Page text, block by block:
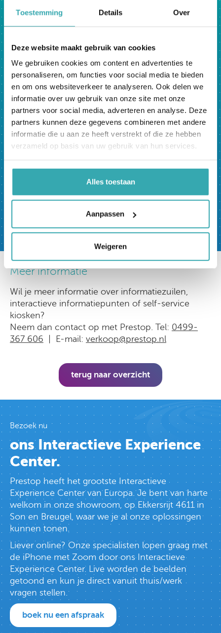
Toestemming Details Over
Deze website maakt gebruik van cookies
We gebruiken cookies om content en advertenties te
personaliseren, om functies voor social media te bieden
en om ons websiteverkeer te analyseren. Ook delen we
informatie over uw gebruik van onze site met onze
partners voor social media, adverteren en analyse. Deze
partners kunnen deze gegevens combineren met andere
informatie die u aan ze heeft verstrekt of die ze hebben
verzameld op basis van uw gebruik van hun services.
Alles toestaan
Aanpassen
Weigeren
De afgelopen maanden heeft Prestop de
apparatuur en software met de optie videocall
uitgebreid getest. In de maand mei hebben de
meeste gebruikers de selfservice
informatiepunten gebruikt om hun
vluchtgegevens op te zoeken of plattegronden
bekeken. Onderzoek onder de gebruikers heeft
uitgewezen dat ruim 95% tevreden is over de
selfservicepunten.
Uit klantonderzoek is gebleken dat reizigers bij
locatie, met Schiphol willen communiceren
middels diverse online kanalen. Uiteraard stellen
reizigers ook de mogelijkheid van persoonlijk
Meer informatie
Wil je meer informatie over informatiezuilen,
interactieve informatiepunten of self-service
kiosken?
Neem dan contact op met Prestop. Tel: 0499-
367 606 | E-mail: verkoop@prestop.nl
terug naar overzicht
Bezoek nu
ons Interactieve Experience
Center.
Prestop heeft het grootste Interactieve
Experience Center van Europa. Je bent van harte
welkom in onze showroom, op Ekkersrijt 4611 in
Son en Breugel, waar we je al onze oplossingen
kunnen tonen.
Liever online? Onze specialisten lopen graag met
de iPhone met Zoom door ons Interactieve
Experience Center. Live worden de beelden
getoond en kun je direct vanuit thuis/werk
vragen stellen.
boek nu een afspraak